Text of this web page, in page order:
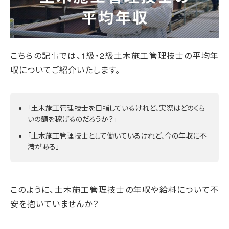
こちらの記事では、1級・2級土木施工管理技士の平均年
収についてご紹介いたします。
「土木施工管理技士を目指しているけれど、実際はどのくら
いの額を稼げるのだろうか？」
「土木施工管理技士として働いているけれど、今の年収に不
満がある」
このように、土木施工管理技士の年収や給料について不
安を抱いていませんか？